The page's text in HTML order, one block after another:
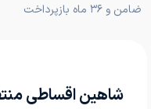
ضامن و ۳۶ ماه بازپرداخت
شاهین اقساطی